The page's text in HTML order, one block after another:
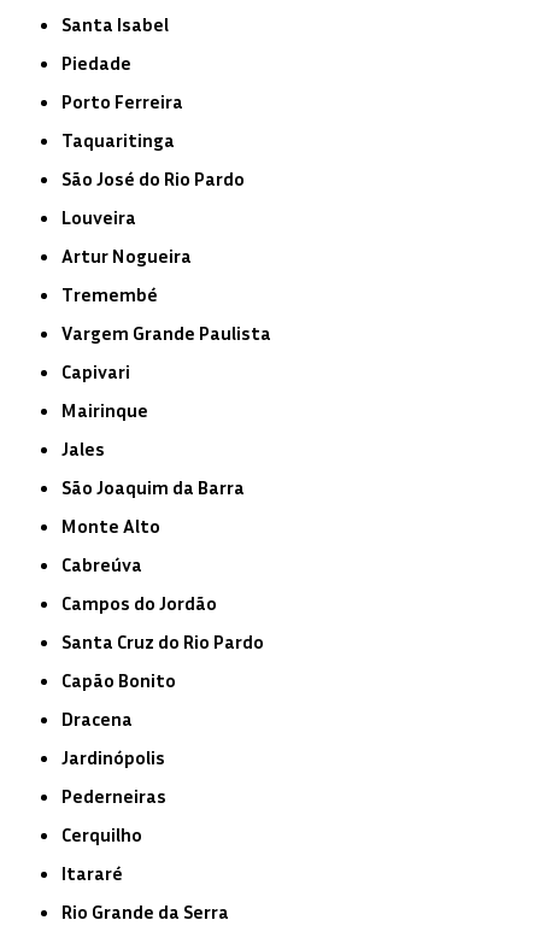
Santa Isabel
Piedade
Porto Ferreira
Taquaritinga
São José do Rio Pardo
Louveira
Artur Nogueira
Tremembé
Vargem Grande Paulista
Capivari
Mairinque
Jales
São Joaquim da Barra
Monte Alto
Cabreúva
Campos do Jordão
Santa Cruz do Rio Pardo
Capão Bonito
Dracena
Jardinópolis
Pederneiras
Cerquilho
Itararé
Rio Grande da Serra